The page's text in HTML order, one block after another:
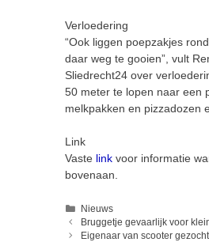
Verloedering
“Ook liggen poepzakjes
daar weg te gooien”, vult
Sliedrecht24 over
50 meter te lopen naar een
melkpakken en pizzadozen
Link
Vaste link voor informatie
bovenaan.
Categorieën
Nieuws
Bruggetje gevaarlijk voor
Eigenaar van scooter gezocht